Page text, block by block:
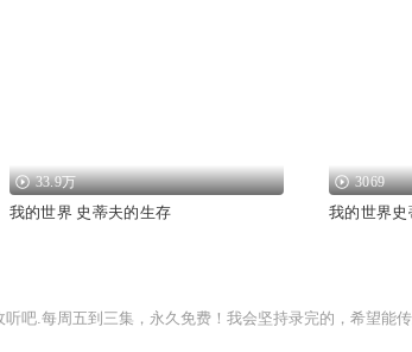
33.9万
我的世界 史蒂夫的生存
3069
我的世界史